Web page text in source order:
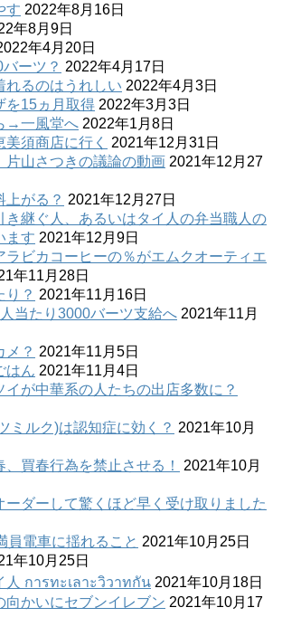
す 2022年8月16日
年8月9日
年4月20日
ーツ？ 2022年4月17日
れるのはうれしい 2022年4月3日
を15ヵ月取得 2022年3月3日
→一風堂へ 2022年1月8日
須商店に行く
2021年12月31日
片山さつきの議論の動画 2021年12月27
上がる？ 2021年12月27日
き継ぐ人、あるいはタイ人の弁当職人の
ます 2021年12月9日
ラビカコーヒーの％がエムクオーティエ
年11月28日
り？ 2021年11月16日
当たり3000バーツ支給へ 2021年11月
メ？ 2021年11月5日
はん 2021年11月4日
イが中華系の人たちの出店多数に？
ミルク)は認知症に効く？ 2021年10月
買春行為を禁止させる！
2021年10月
ーダーして驚くほど早く受け取りました
員電車に揺れること 2021年10月25日
年10月25日
人 การทะเลาะวิวาทกัน 2021年10月18日
向かいにセブンイレブン 2021年10月17